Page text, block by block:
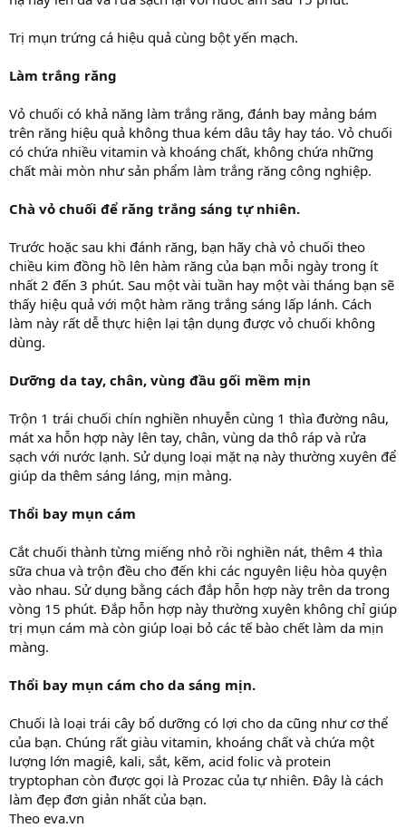
Trị mụn trứng cá hiệu quả cùng bột yến mạch.
Làm trắng răng
Vỏ chuối có khả năng làm trắng răng, đánh bay mảng bám
trên răng hiệu quả không thua kém dâu tây hay táo. Vỏ chuối
có chứa nhiều vitamin và khoáng chất, không chứa những
chất mài mòn như sản phẩm làm trắng răng công nghiệp.
Chà vỏ chuối để răng trắng sáng tự nhiên.
Trước hoặc sau khi đánh răng, bạn hãy chà vỏ chuối theo
chiều kim đồng hồ lên hàm răng của bạn mỗi ngày trong ít
nhất 2 đến 3 phút. Sau một vài tuần hay một vài tháng bạn sẽ
thấy hiệu quả với một hàm răng trắng sáng lấp lánh. Cách
làm này rất dễ thực hiện lại tận dụng được vỏ chuối không
dùng.
Dưỡng da tay, chân, vùng đầu gối mềm mịn
Trộn 1 trái chuối chín nghiền nhuyễn cùng 1 thìa đường nâu,
mát xa hỗn hợp này lên tay, chân, vùng da thô ráp và rửa
sạch với nước lạnh. Sử dụng loại mặt nạ này thường xuyên để
giúp da thêm sáng láng, mịn màng.
Thổi bay mụn cám
Cắt chuối thành từng miếng nhỏ rồi nghiền nát, thêm 4 thìa
sữa chua và trộn đều cho đến khi các nguyên liệu hòa quyện
vào nhau. Sử dụng bằng cách đắp hỗn hợp này trên da trong
vòng 15 phút. Đắp hỗn hợp này thường xuyên không chỉ giúp
trị mụn cám mà còn giúp loại bỏ các tế bào chết làm da mịn
màng.
Thổi bay mụn cám cho da sáng mịn.
Chuối là loại trái cây bổ dưỡng có lợi cho da cũng như cơ thể
của bạn. Chúng rất giàu vitamin, khoáng chất và chứa một
lượng lớn magiê, kali, sắt, kẽm, acid folic và protein
tryptophan còn được gọi là Prozac của tự nhiên. Đây là cách
làm đẹp đơn giản nhất của bạn.
Theo eva.vn